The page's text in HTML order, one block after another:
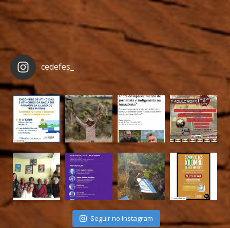
cedefes_
Seguir no Instagram